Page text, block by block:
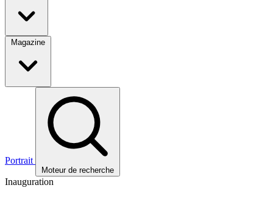
Magazine
Portrait
Moteur de recherche
Inauguration